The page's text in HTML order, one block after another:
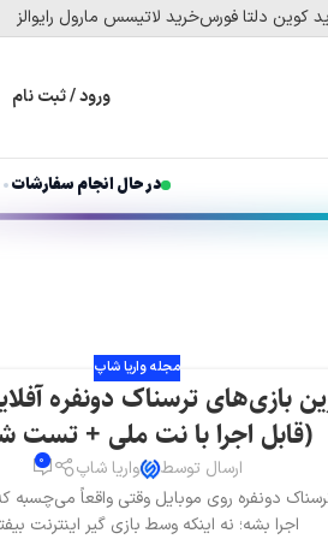
کوین دلتا فورسخرید لاتیسس مارول رایوالز
ورود / ثبت نام
در حال انجام سفارشات
مجله واریا شاپ
بازی‌های ترسناک دونفره
(قابل اجرا با نت ملی + تست
ارسال توسط واریا شاپ 0
دونفره روی موبایل وقتی واقعاً می‌چسبه
اجرا بشه؛ نه اینکه وسط بازی گیر اینترنت